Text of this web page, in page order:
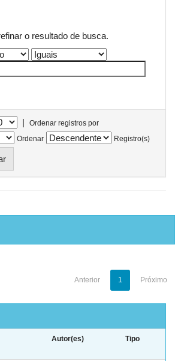
o resultado de busca.
|
Ordenar registros por
Ordenar
Registro(s)
Anterior 1 Próximo
Autor(es) Tipo